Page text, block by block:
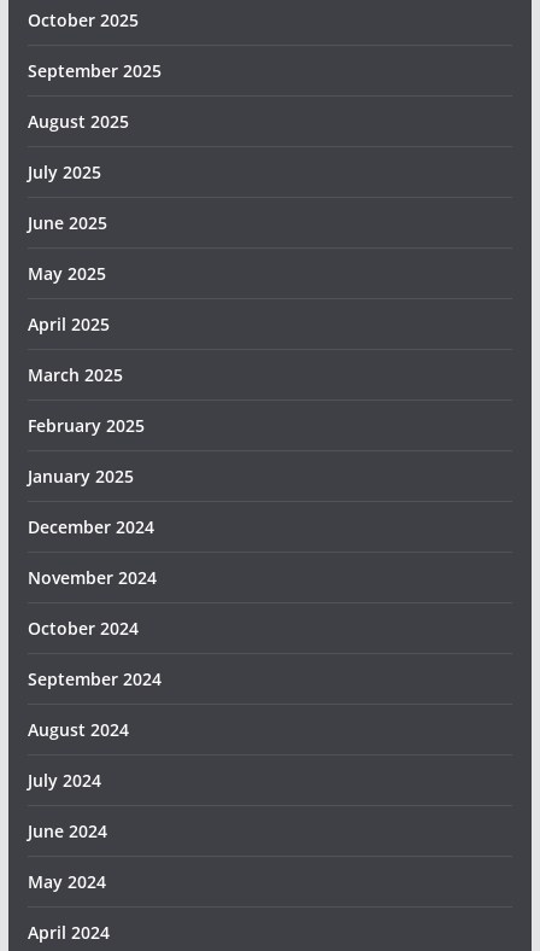
October 2025
September 2025
August 2025
July 2025
June 2025
May 2025
April 2025
March 2025
February 2025
January 2025
December 2024
November 2024
October 2024
September 2024
August 2024
July 2024
June 2024
May 2024
April 2024